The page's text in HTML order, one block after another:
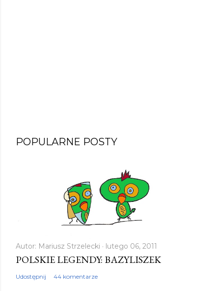
POPULARNE POSTY
Autor: Mariusz Strzelecki lutego 06, 2011
POLSKIE LEGENDY: BAZYLISZEK
Udostępnij 44 komentarze